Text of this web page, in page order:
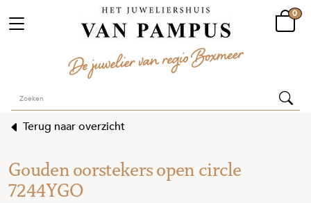
0
Terug naar overzicht
Gouden oorstekers open circle
7244YGO